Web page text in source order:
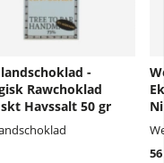
-
Rawchoklad
Havssalt 50 gr